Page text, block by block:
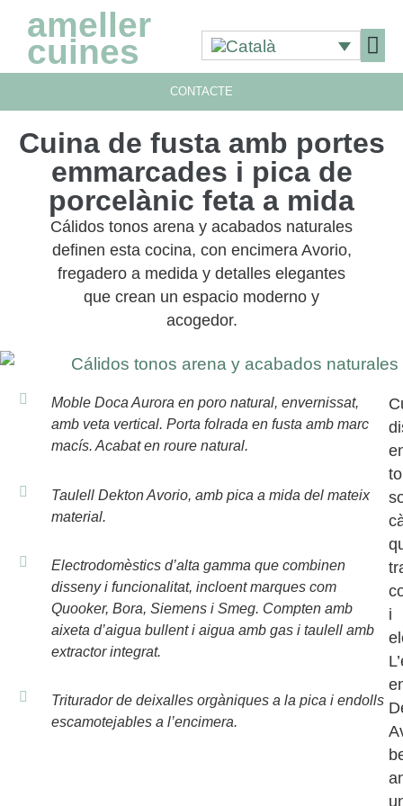
ameller
cuines
CONTACTE
Cuina de fusta amb portes
emmarcades i pica de
porcelànic feta a mida
Cálidos tonos arena y acabados naturales
definen esta cocina, con encimera Avorio,
fregadero a medida y detalles elegantes
que crean un espacio moderno y
acogedor.
Moble Doca Aurora en poro natural, envernissat,
amb veta vertical. Porta folrada en fusta amb marc
macís. Acabat en roure natural.
Taulell Dekton Avorio, amb pica a mida del mateix
material.
Electrodomèstics d’alta gamma que combinen
disseny i funcionalitat, incloent marques com
Quooker, Bora, Siemens i Smeg. Compten amb
aixeta d’aigua bullent i aigua amb gas i taulell amb
extractor integrat.
Triturador de deixalles orgàniques a la pica i endolls
escamotejables a l’encimera.
i